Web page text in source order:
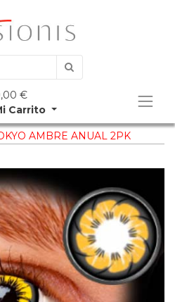
€
Carrito
AMBRE ANUAL 2PK